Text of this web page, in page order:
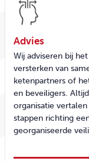
Advies
Wij adviseren bij
versterken van
ketenpartners of
en beveiligers.
organisatie
stappen richting
georganiseerde